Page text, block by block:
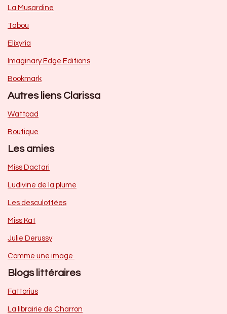
La Musardine
Tabou
Elixyria
Imaginary Edge Editions
Bookmark
Autres liens Clarissa
Wattpad
Boutique
Les amies
Miss Dactari
Ludivine de la plume
Les desculottées
Miss Kat
Julie Derussy
Comme une image
Blogs littéraires
Fattorius
La librairie de Charron